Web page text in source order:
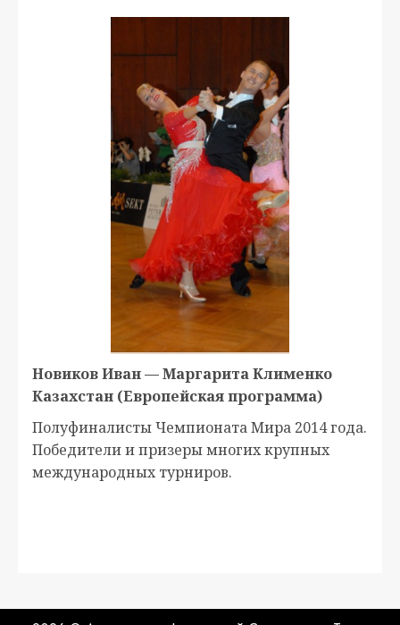
Новиков Иван — Маргарита Клименко
Казахстан (Европейская программа)
Полуфиналисты Чемпионата Мира 2014 года.
Победители и призеры многих крупных
международных турниров.